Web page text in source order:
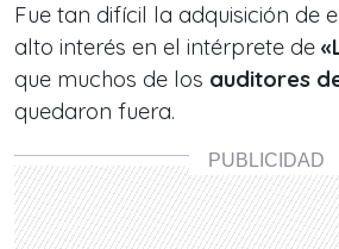
Fue tan difícil la adquisición de
alto interés en el intérprete de
que muchos de los auditores
quedaron fuera.